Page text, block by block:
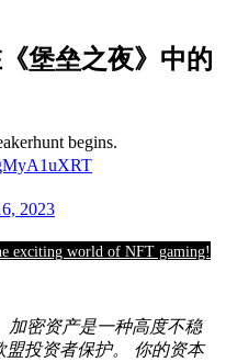
堡垒之夜》中的
begins.
2023
exciting world of NFT gaming!
加密资产是一种高度不稳
投资者保护。 你的资本